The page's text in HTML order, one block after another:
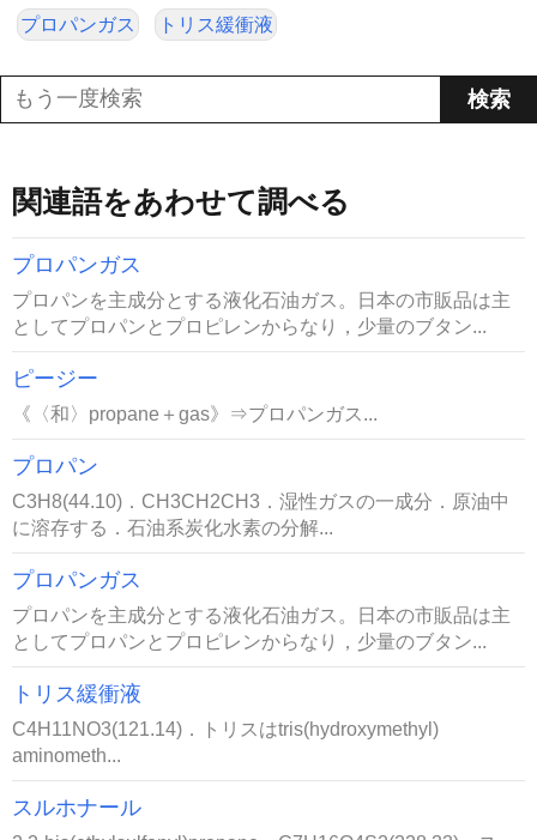
プロパンガス トリス緩衝液
関連語をあわせて調べる
プロパンガス
プロパンを主成分とする液化石油ガス。日本の市販品は主
としてプロパンとプロピレンからなり，少量のブタン...
ピージー
《〈和〉propane＋gas》⇒プロパンガス...
プロパン
C3H8(44.10)．CH3CH2CH3．湿性ガスの一成分．原油中
に溶存する．石油系炭化水素の分解...
プロパンガス
プロパンを主成分とする液化石油ガス。日本の市販品は主
としてプロパンとプロピレンからなり，少量のブタン...
トリス緩衝液
C4H11NO3(121.14)．トリスはtris(hydroxymethyl)
aminometh...
スルホナール